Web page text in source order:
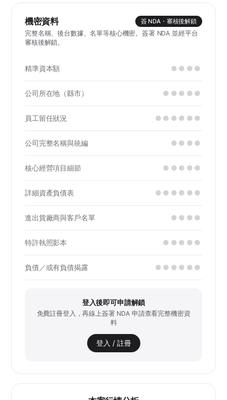
機密資料 簽 NDA・審核後解鎖
完整名稱、後台數據、名單等核心機密。簽署 NDA 並經平台
審核後解鎖。
精準資本額 ●●●●
公司所在地（縣市） ●●●●●
員工留任狀況 ●●●●●●
公司完整名稱與統編 ●●●●
核心經營項目細節 ●●●●●
詳細資產負債表 ●●●●●●
進出貨廠商與客戶名單 ●●●●
特許執照影本 ●●●●●
負債／或有負債揭露 ●●●●●●
登入後即可申請解鎖
免費註冊登入，再線上簽署 NDA 申請查看完整機密資
料
登入 / 註冊